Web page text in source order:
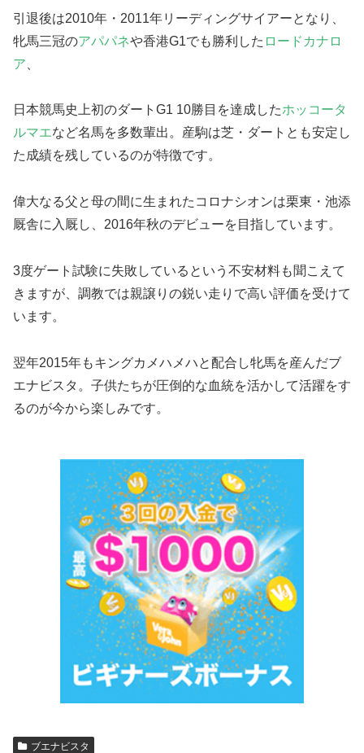
引退後は2010年・2011年リーディングサイアーとなり、
牝馬三冠のアパパネや香港G1でも勝利した ロードカナロ
ア
日本競馬史上初のダートG1 10勝目を達成したホッコータ
ルマエなど名馬を多数輩出。産駒は芝・ダートとも安定し
た成績を残しているのが特徴です。
偉大なる父と母の間に生まれたコロナシオンは栗東・池添
厩舎に入厩し、2016年秋のデビューを目指しています。
3度ゲート試験に失敗しているという不安材料も聞こえて
きますが、 調教では親譲りの鋭い走りで高い評価を受けて
います。
翌年2015年もキングカメハメハと配合し牝馬を産んだブ
エナビスタ。子供たちが圧倒的な血統を活かして活躍をす
るのが今から楽しみです。
ブエナビスタ